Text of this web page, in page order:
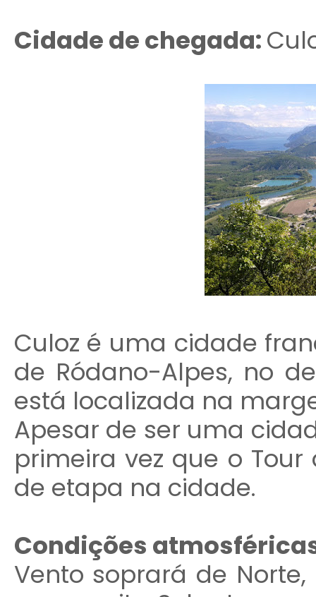
Cidade de chegada:
Culoz é uma cidade
de Ródano-Alpes, no
está localizada na
Apesar de ser uma
primeira vez que o
de etapa na cidade.
Condições
Vento soprará de